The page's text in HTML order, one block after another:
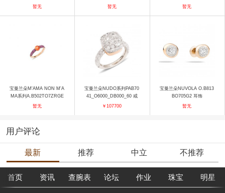
m戒指 戒指
暂无
暂无
暂无
宝曼兰朵M'AMA NON M'A
MA系列A.B502TO7ZRGE
戒指
暂无
宝曼兰朵NUDO系列PAB70
41_O6000_DB000_60 戒
指
￥107700
宝曼兰朵NUVOLA O.B813
BO705G2 耳饰
暂无
用户评论
最新 推荐 中立 不推荐
首页 资讯 查腕表 论坛 作业 珠宝 明星